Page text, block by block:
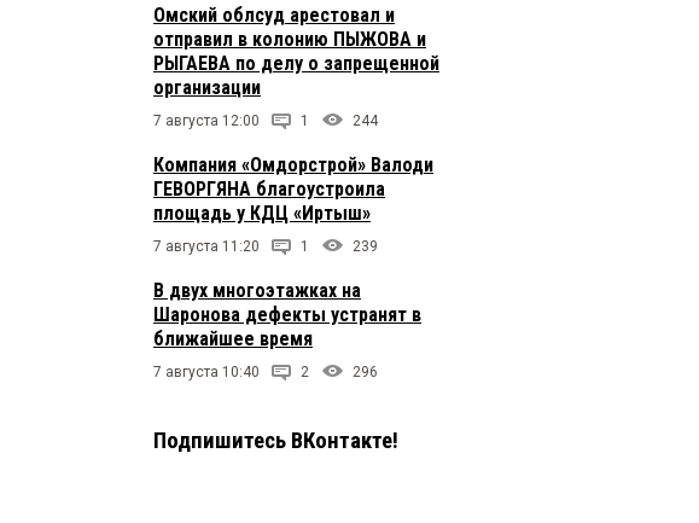
Омский облсуд арестовал и
отправил в колонию ПЫЖОВА и
РЫГАЕВА по делу о запрещенной
организации
7 августа 12:00 1 244
Компания «Омдорстрой» Валоди
ГЕВОРГЯНА благоустроила
площадь у КДЦ «Иртыш»
7 августа 11:20 1 239
В двух многоэтажках на
Шаронова дефекты устранят в
ближайшее время
7 августа 10:40 2 296
Подпишитесь ВКонтакте!